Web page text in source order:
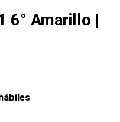
6° Amarillo |